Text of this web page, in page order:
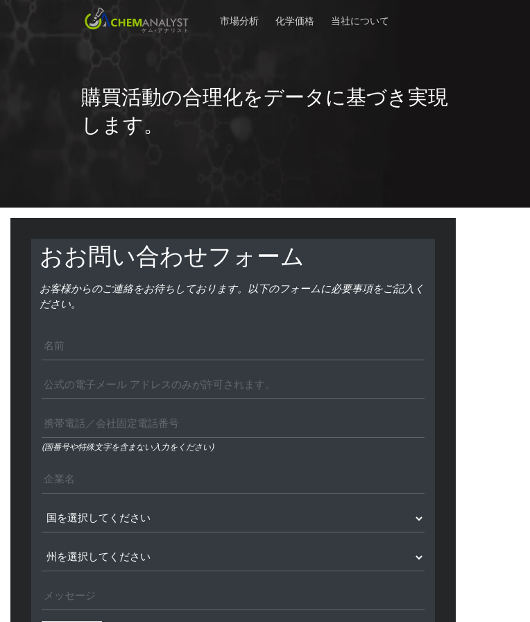
市場分析 化学価格 当社について
購買活動の合理化をデータに基づき実現
します。
おお問い合わせフォーム
お客様からのご連絡をお待ちしております。以下のフォームに必要事項をご記入く
ださい。
(国番号や特殊文字を含まない入力をください)